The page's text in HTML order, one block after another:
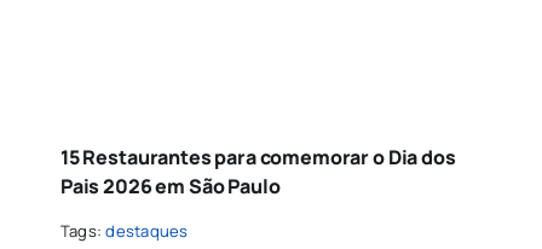
15 Restaurantes para comemorar o Dia dos
Pais 2026 em São Paulo
Tags:destaques